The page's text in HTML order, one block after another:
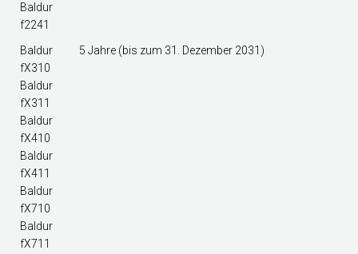
Baldur
f2241
Baldur
fX310
Baldur
fX311
Baldur
fX410
Baldur
fX411
Baldur
fX710
Baldur
fX711
5 Jahre (bis zum 31. Dezember 2031)